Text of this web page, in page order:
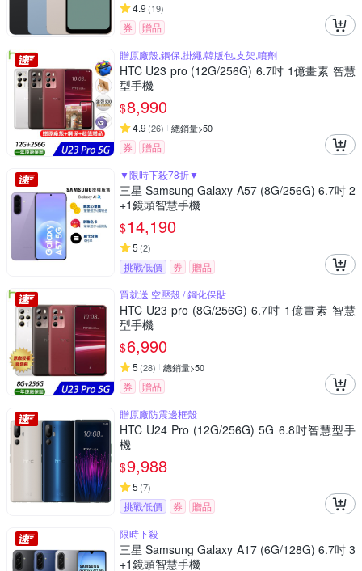
4.9 (19)
券
贈品
贈原廠殼,鋼保,掛繩,韓版包,支架,噴劑
HTC U23 pro (12G/256G) 6.7吋 1億畫素 智慧
型手機
$8,990
4.9 (26) 總銷量>50
券
贈品
▼限時下殺78折▼
三星 Samsung Galaxy A57 (8G/256G) 6.7吋 2
+1鏡頭智慧手機
$14,190
5 (2)
挑戰低價 券
贈品
買就送 空壓殼 / 鋼化保貼
HTC U23 pro (8G/256G) 6.7吋 1億畫素 智慧
型手機
$6,990
5 (28) 總銷量>50
券
贈品
贈原廠防震邊框殼
HTC U24 Pro (12G/256G) 5G 6.8吋智慧型手
機
$9,988
5 (7)
挑戰低價 券
贈品
限時下殺
三星 Samsung Galaxy A17 (6G/128G) 6.7吋 3
+1鏡頭智慧手機